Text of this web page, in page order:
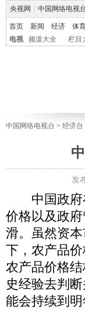
央视网 中国网络电视
首页 新闻 经济 体
电视
频道大全 栏目
中国网络电视台 > 经济台
发
中国政府在
价格以及政
滑。虽然资
下，农产品
农产品价格
史经验去判
能会持续到